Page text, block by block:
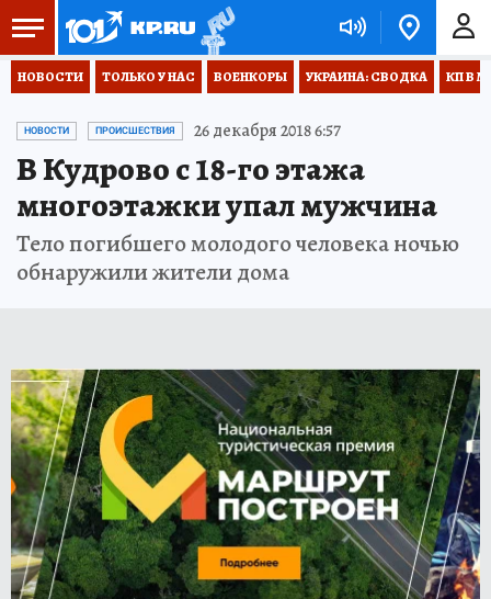
НОВОСТИ ТОЛЬКО У НАС ВОЕНКОРЫ УКРАИНА: СВОДКА КП В
НОВОСТИ ПРОИСШЕСТВИЯ 26 декабря 2018 6:57
В Кудрово с 18-го этажа
многоэтажки упал мужчина
Тело погибшего молодого человека ночью
обнаружили жители дома